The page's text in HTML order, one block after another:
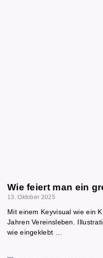
Wie feiert man ein
13. Oktober 2025
Mit einem Keyvisual wie ein
Jahren Vereinsleben.
wie eingeklebt …